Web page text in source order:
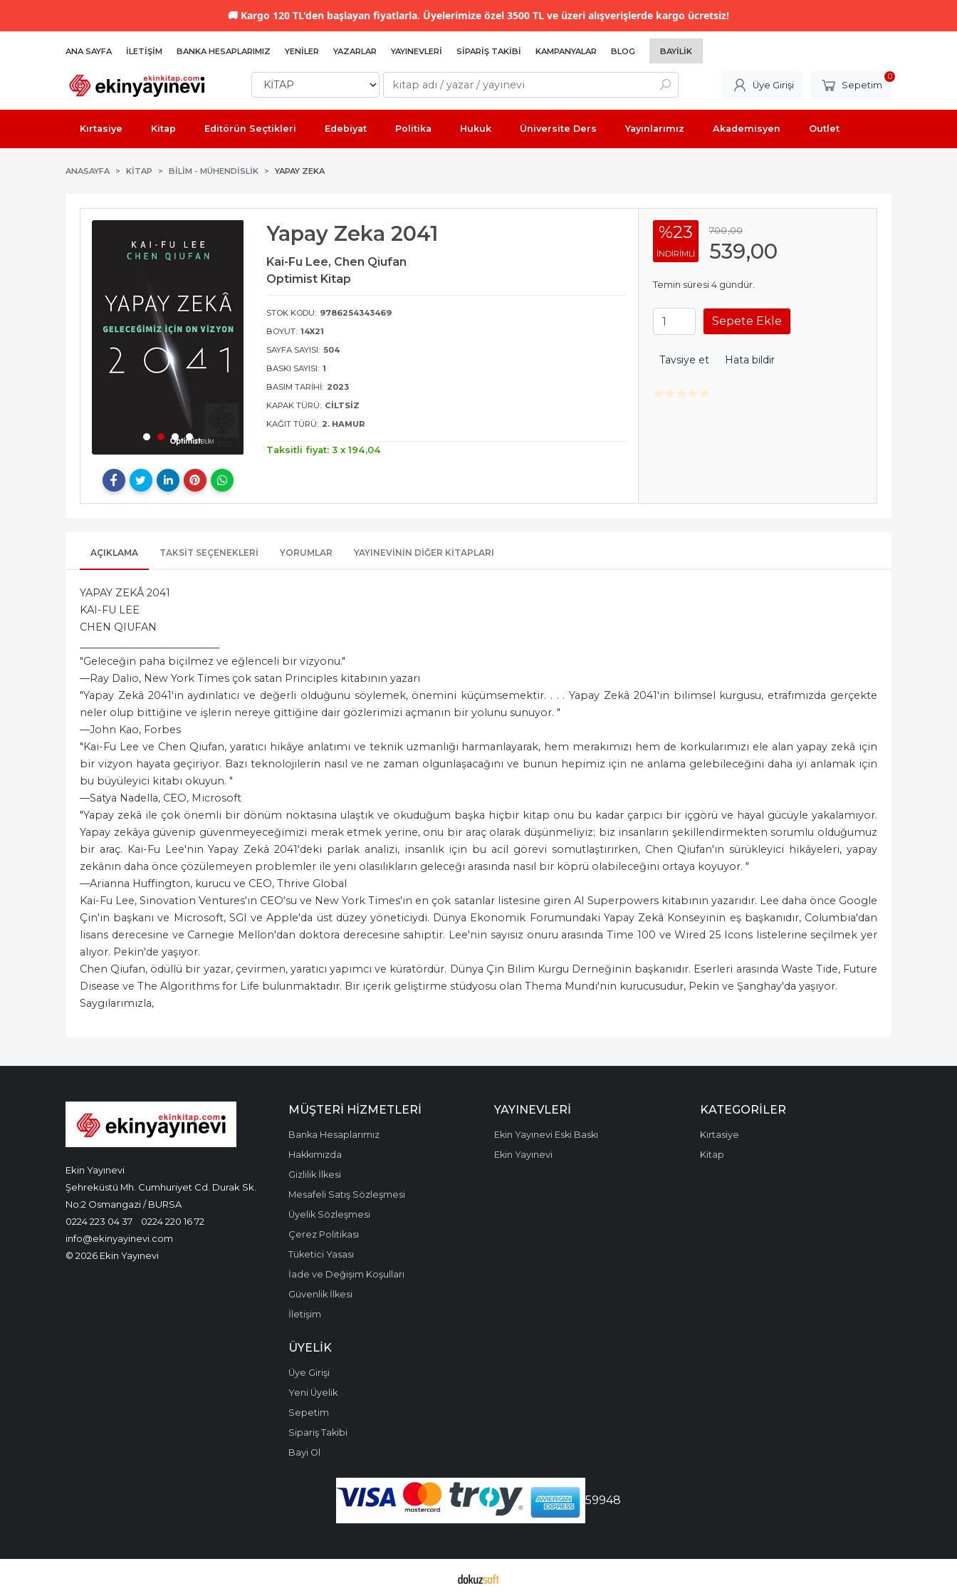
🚚 Kargo 120 TL'den başlayan fiyatlarla. Üyelerimize özel 3500 TL ve üzeri alışverişlerde kargo ücretsiz!
ANA SAYFA İLETIŞIM BANKA HESAPLARIMIZ YENILER YAZARLAR YAYINEVLERI SIPARIŞ TAKIBI KAMPANYALAR BLOG BAYILIK
Üye Girişi Sepetim
0
Kırtasiye Kitap Editörün Seçtikleri Edebiyat Politika Hukuk Üniversite Ders Yayınlarımız Akademisyen Outlet
ANASAYFA KİTAP BILIM - MÜHENDISLIK YAPAY ZEKA
Yapay Zeka 2041
Kai-Fu Lee, Chen Qiufan
Optimist Kitap
STOK KODU: 9786254343469
BOYUT: 14X21
SAYFA SAYISI: 504
BASKI SAYISI: 1
BASIM TARIHI: 2023
KAPAK TÜRÜ: CILTSIZ
KAĞIT TÜRÜ: 2. HAMUR
Taksitli fiyat: 3 x194,04
%23
INDIRIMLI
700,00
539,00
Temin süresi 4 gündür.
Sepete Ekle
Tavsiye et Hata bildir
AÇIKLAMA TAKSIT SEÇENEKLERI YORUMLAR YAYINEVININ DIĞER KITAPLARI
YAPAY ZEKÂ 2041
KAI-FU LEE
CHEN QIUFAN
"Geleceğin paha biçilmez ve eğlenceli bir vizyonu."
—Ray Dalio, New York Times çok satan Principles kitabının yazarı
"Yapay Zekâ 2041'in aydınlatıcı ve değerli olduğunu söylemek, önemini küçümsemektir. . . . Yapay Zekâ 2041'in bilimsel kurgusu, etrafımızda gerçekte
neler olup bittiğine ve işlerin nereye gittiğine dair gözlerimizi açmanın bir yolunu sunuyor. "
—John Kao, Forbes
"Kai-Fu Lee ve Chen Qiufan, yaratıcı hikâye anlatımı ve teknik uzmanlığı harmanlayarak, hem merakımızı hem de korkularımızı ele alan yapay zekâ için
bir vizyon hayata geçiriyor. Bazı teknolojilerin nasıl ve ne zaman olgunlaşacağını ve bunun hepimiz için ne anlama gelebileceğini daha iyi anlamak için
bu büyüleyici kitabı okuyun. "
—Satya Nadella, CEO, Microsoft
"Yapay zekâ ile çok önemli bir dönüm noktasına ulaştık ve okuduğum başka hiçbir kitap onu bu kadar çarpıcı bir içgörü ve hayal gücüyle yakalamıyor.
Yapay zekâya güvenip güvenmeyeceğimizi merak etmek yerine, onu bir araç olarak düşünmeliyiz; biz insanların şekillendirmekten sorumlu olduğumuz
bir araç. Kai-Fu Lee'nin Yapay Zekâ 2041'deki parlak analizi, insanlık için bu acil görevi somutlaştırırken, Chen Qiufan'ın sürükleyici hikâyeleri, yapay
zekânın daha önce çözülemeyen problemler ile yeni olasılıkların geleceği arasında nasıl bir köprü olabileceğini ortaya koyuyor. "
—Arianna Huffington, kurucu ve CEO, Thrive Global
Kai-Fu Lee, Sinovation Ventures'ın CEO'su ve New York Times'ın en çok satanlar listesine giren AI Superpowers kitabının yazarıdır. Lee daha önce Google
Çin'in başkanı ve Microsoft, SGI ve Apple'da üst düzey yöneticiydi. Dünya Ekonomik Forumundaki Yapay Zekâ Konseyinin eş başkanıdır, Columbia'dan
lisans derecesine ve Carnegie Mellon'dan doktora derecesine sahiptir. Lee'nin sayısız onuru arasında Time 100 ve Wired 25 Icons listelerine seçilmek yer
alıyor. Pekin'de yaşıyor.
Chen Qiufan, ödüllü bir yazar, çevirmen, yaratıcı yapımcı ve küratördür. Dünya Çin Bilim Kurgu Derneğinin başkanıdır. Eserleri arasında Waste Tide, Future
Disease ve The Algorithms for Life bulunmaktadır. Bir içerik geliştirme stüdyosu olan Thema Mundi'nin kurucusudur, Pekin ve Şanghay'da yaşıyor.
Saygılarımızla,
Ekin Yayınevi
Şehreküstü Mh. Cumhuriyet Cd. Durak Sk.
No:2 Osmangazi / BURSA
0224 223 04 37
0224 220 16 72
info@ekinyayinevi.com
© 2026 Ekin Yayınevi
MÜŞTERI HIZMETLERI
Banka Hesaplarımız
Hakkımızda
Gizlilik İlkesi
Mesafeli Satış Sözleşmesi
Üyelik Sözleşmesi
Çerez Politikası
Tüketici Yasası
İade ve Değişim Koşulları
Güvenlik İlkesi
İletişim
YAYINEVLERI
Ekin Yayınevi Eski Baskı
Ekin Yayınevi
KATEGORILER
Kırtasiye
Kitap
ÜYELIK
Üye Girişi
Yeni Üyelik
Sepetim
Sipariş Takibi
Bayi Ol
59948